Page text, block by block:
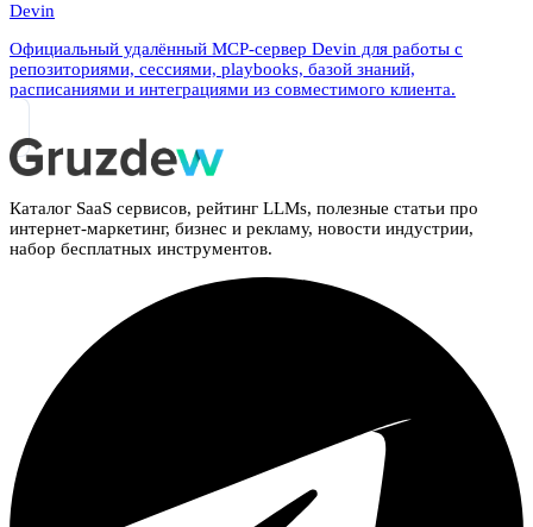
Devin
Официальный удалённый MCP-сервер Devin для работы с
репозиториями, сессиями, playbooks, базой знаний,
расписаниями и интеграциями из совместимого клиента.
Каталог SaaS сервисов, рейтинг LLMs, полезные статьи про
интернет-маркетинг, бизнес и рекламу, новости индустрии,
набор бесплатных инструментов.